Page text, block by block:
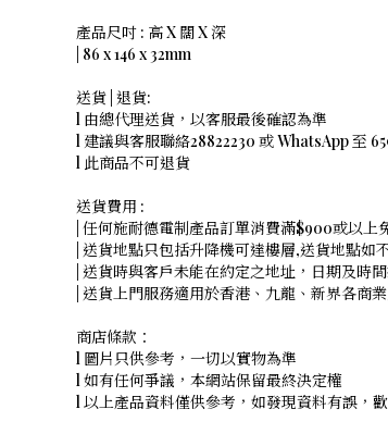
產品尺吋 : 高 X 闊 X 深
| 86 x 146 x 32mm
送貨 | 退貨:
l 由總代理送貨，以客服最後確認為準
l 建議與客服聯絡28822230 或 WhatsApp 至
l 此商品不可退貨
送貨費用 :
| 任何施耐德電制產品訂單消費滿$900或以
| 送貨地點只包括升降機可達樓層,送貨地點
| 送貨時與客戶未能在約定之地址，日期及時
| 送貨上門服務適用於香港、九龍、新界各商
商店條款：
l 圖片只供參考，一切以實物為準
l 如有任何爭議，本網站保留最終決定權
l 以上產品資料僅供參考，如發現資料有誤，